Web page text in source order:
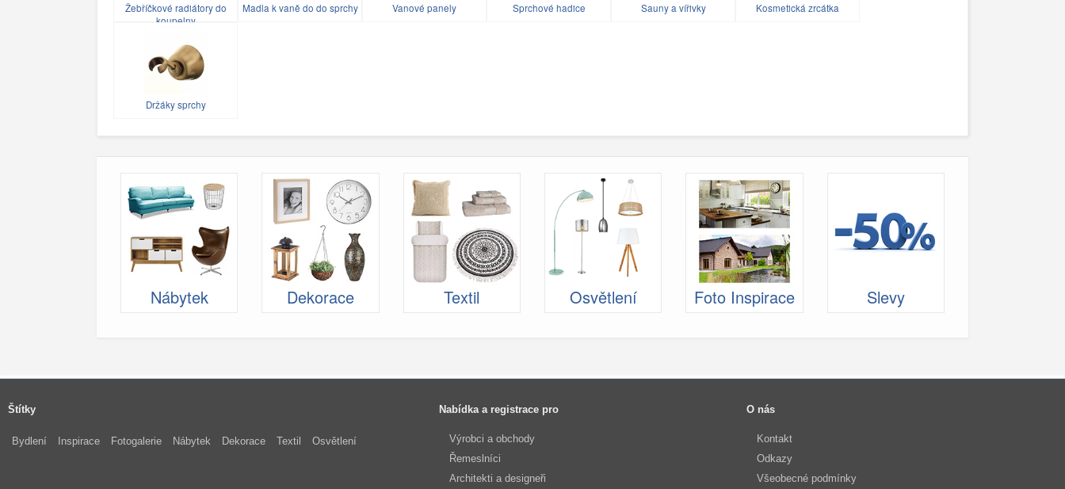
Žebříčkové radiátory do
koupelny
Madla k vaně do do sprchy Vanové panely Sprchové hadice Sauny a vířivky Kosmetická zrcátka
Držáky sprchy
Nábytek Dekorace Textil Osvětlení Foto Inspirace Slevy
Štítky
Bydlení Inspirace Fotogalerie Nábytek Dekorace Textil Osvětlení
Nabídka a registrace pro
Výrobci a obchody
Řemeslníci
Architekti a designeři
O nás
Kontakt
Odkazy
Všeobecné podmínky